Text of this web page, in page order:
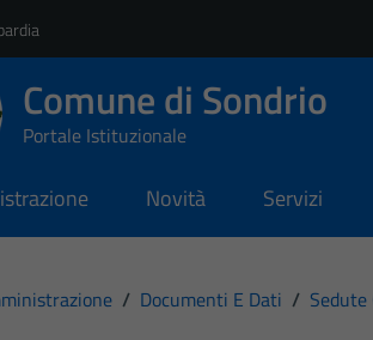
Comune di Sondrio
Portale Istituzionale
Novità Servizi
/ Documenti E Dati /